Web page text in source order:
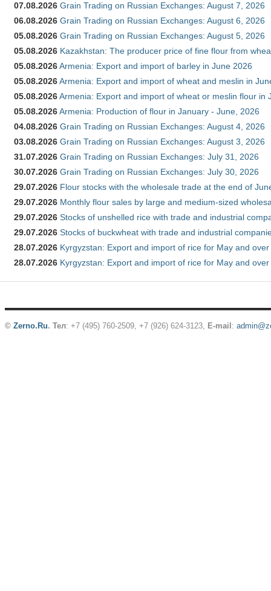
07.08.2026 Grain Trading on Russian Exchanges: August 7, 2026
06.08.2026 Grain Trading on Russian Exchanges: August 6, 2026
05.08.2026 Grain Trading on Russian Exchanges: August 5, 2026
05.08.2026 Kazakhstan: The producer price of fine flour from
05.08.2026Armenia: Export and import of barley in June 2026
05.08.2026Armenia: Export and import of wheat and meslin in
05.08.2026Armenia: Export and import of wheat or meslin flour in
05.08.2026Armenia: Production of flour in January - June, 2026
04.08.2026 Grain Trading on Russian Exchanges: August 4, 2026
03.08.2026 Grain Trading on Russian Exchanges: August 3, 2026
31.07.2026 Grain Trading on Russian Exchanges: July 31, 2026
30.07.2026 Grain Trading on Russian Exchanges: July 30, 2026
29.07.2026 Flour stocks with the wholesale trade at the end of
29.07.2026 Monthly flour sales by large and medium-sized
29.07.2026 Stocks of unshelled rice with trade and industrial
29.07.2026 Stocks of buckwheat with trade and industrial
28.07.2026 Kyrgyzstan: Export and import of rice for May and
28.07.2026 Kyrgyzstan: Export and import of rice for May and
© Zerno.Ru. Тел: +7 (495) 760-2509, +7 (926) 624-3123, E-mail :